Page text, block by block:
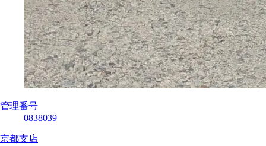
管理番号
0838039
京都支店